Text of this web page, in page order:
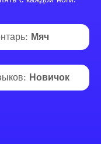
Мяч
Новичок